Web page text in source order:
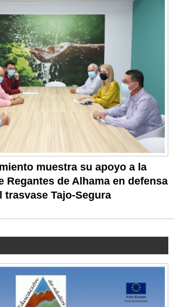
muestra su apoyo a la
Regantes de Alhama en defensa
trasvase Tajo-Segura